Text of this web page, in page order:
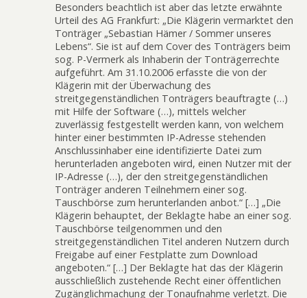
Besonders beachtlich ist aber das letzte erwähnte
Urteil des AG Frankfurt: „Die Klägerin vermarktet den
Tonträger „Sebastian Hämer / Sommer unseres
Lebens“. Sie ist auf dem Cover des Tonträgers beim
sog. P-Vermerk als Inhaberin der Tonträgerrechte
aufgeführt. Am 31.10.2006 erfasste die von der
Klägerin mit der Überwachung des
streitgegenständlichen Tonträgers beauftragte (…)
mit Hilfe der Software (…), mittels welcher
zuverlässig festgestellt werden kann, von welchem
hinter einer bestimmten IP-Adresse stehenden
Anschlussinhaber eine identifizierte Datei zum
herunterladen angeboten wird, einen Nutzer mit der
IP-Adresse (…), der den streitgegenständlichen
Tonträger anderen Teilnehmern einer sog.
Tauschbörse zum herunterlanden anbot.“ […] „Die
Klägerin behauptet, der Beklagte habe an einer sog.
Tauschbörse teilgenommen und den
streitgegenständlichen Titel anderen Nutzern durch
Freigabe auf einer Festplatte zum Download
angeboten.“ […] Der Beklagte hat das der Klägerin
ausschließlich zustehende Recht einer öffentlichen
Zugänglichmachung der Tonaufnahme verletzt. Die